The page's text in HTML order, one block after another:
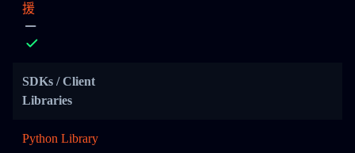
援
SDKs / Client
Libraries
Python Library